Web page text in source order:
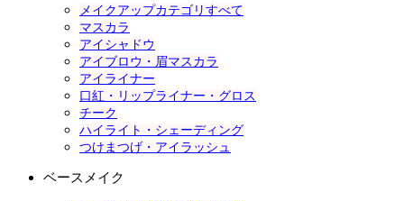
メイクアップカテゴリすべて
マスカラ
アイシャドウ
アイブロウ・眉マスカラ
アイライナー
口紅・リップライナー・グロス
チーク
ハイライト・シェーディング
つけまつげ・アイラッシュ
ベースメイク